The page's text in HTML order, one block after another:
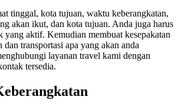
tinggal, kota tujuan, waktu keberangkatan,
akan ikut, dan kota tujuan. Anda juga harus
yang aktif. Kemudian membuat kesepakatan
dan transportasi apa yang akan anda
layanan travel kami dengan
tersedia.